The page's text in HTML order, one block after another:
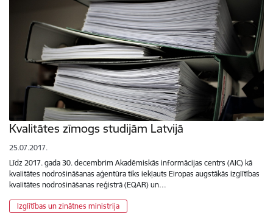
Kvalitātes zīmogs studijām Latvijā
25.07.2017.
Līdz 2017. gada 30. decembrim Akadēmiskās informācijas centrs (AIC) kā
kvalitātes nodrošināšanas aģentūra tiks iekļauts Eiropas augstākās izglītības
kvalitātes nodrošināšanas reģistrā (EQAR) un…
Izglītības un zinātnes ministrija